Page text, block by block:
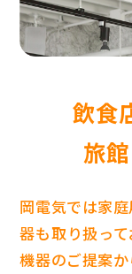
飲食
旅
岡電気では家
器も取り扱っ
機器のご提案